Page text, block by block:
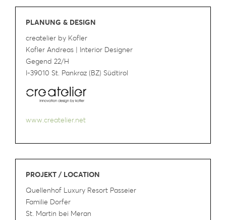
PLANUNG & DESIGN
createlier by Kofler
Kofler Andreas | Interior Designer
Gegend 22/H
I-39010 St. Pankraz (BZ) Südtirol
www.createlier.net
PROJEKT / LOCATION
Quellenhof Luxury Resort Passeier
Familie Dorfer
St. Martin bei Meran